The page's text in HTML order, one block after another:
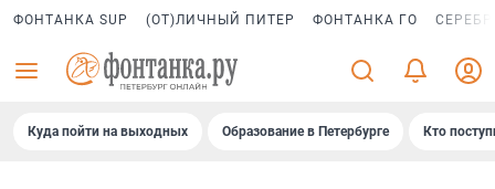
ФОНТАНКА SUP (ОТ)ЛИЧНЫЙ ПИТЕР ФОНТАНКА ГО
Куда пойти на выходных Образование в Петербурге Кто